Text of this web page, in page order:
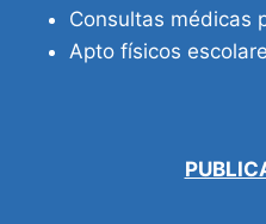
Consultas médicas
Apto físicos